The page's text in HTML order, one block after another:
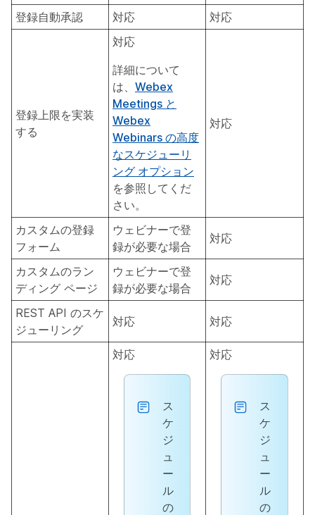
登録自動承認 対応 対応
登録上限を実装
する
対応
詳細について
は、 Webex
Meetings と
Webex
Webinars の高度
なスケジューリ
ング オプション
を参照してくだ
さい。
対応
カスタムの登録
フォーム
ウェビナーで登
録が必要な場合
対応
カスタムのラン
ディング ページ
ウェビナーで登
録が必要な場合
対応
REST API のスケ
ジューリング
対応 対応
対応
ス
ケ
ジ
ュ
ー
ル
の
対応
ス
ケ
ジ
ュ
ー
ル
の